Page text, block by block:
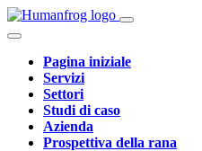
Pagina iniziale
Servizi
Settori
Studi di caso
Azienda
Prospettiva della rana